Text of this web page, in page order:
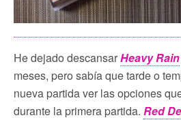
He dejado descansarHeavy Rain
meses, pero sabía que tarde o
nueva partida ver las opciones
durante la primera partida. Red